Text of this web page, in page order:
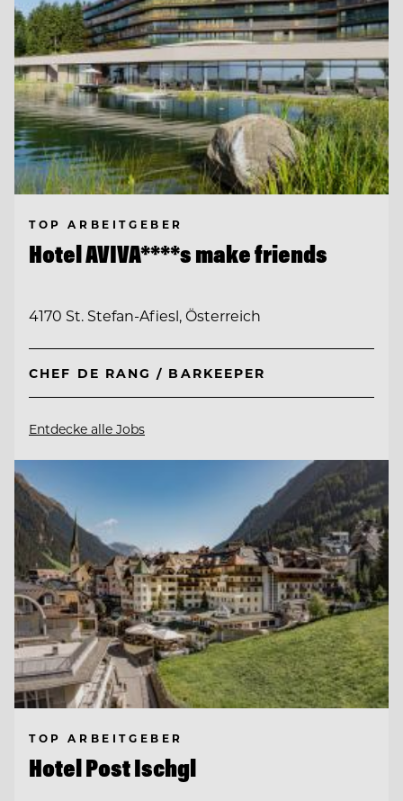
TOP ARBEITGEBER
Hotel AVIVA****s make friends
4170 St. Stefan-Afiesl, Österreich
CHEF DE RANG / BARKEEPER
Entdecke alle Jobs
TOP ARBEITGEBER
Hotel Post Ischgl